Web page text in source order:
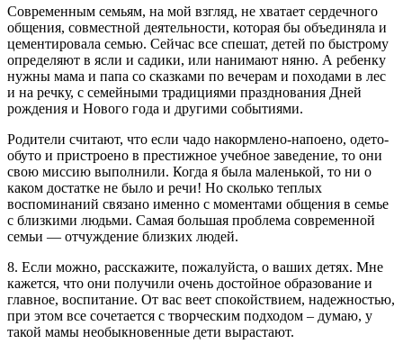
Современным семьям, на мой взгляд, не хватает сердечного
общения, совместной деятельности, которая бы объединяла и
цементировала семью. Сейчас все спешат, детей по быстрому
определяют в ясли и садики, или нанимают няню. А ребенку
нужны мама и папа со сказками по вечерам и походами в лес
и на речку, с семейными традициями празднования Дней
рождения и Нового года и другими событиями.
Родители считают, что если чадо накормлено-напоено, одето-
обуто и пристроено в престижное учебное заведение, то они
свою миссию выполнили. Когда я была маленькой, то ни о
каком достатке не было и речи! Но сколько теплых
воспоминаний связано именно с моментами общения в семье
с близкими людьми. Самая большая проблема современной
семьи — отчуждение близких людей.
8. Если можно, расскажите, пожалуйста, о ваших детях. Мне
кажется, что они получили очень достойное образование и
главное, воспитание. От вас веет спокойствием, надежностью,
при этом все сочетается с творческим подходом – думаю, у
такой мамы необыкновенные дети вырастают.